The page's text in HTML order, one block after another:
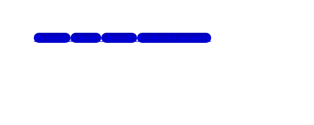
Mots-clésAuteursGlossaireRecherche avancée